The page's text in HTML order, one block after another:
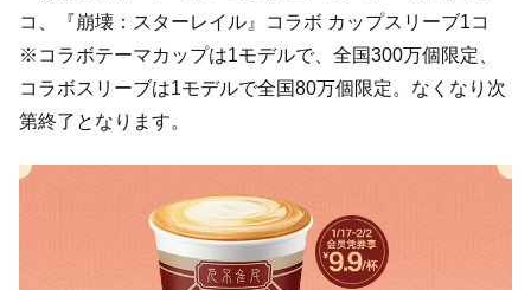
コ、『崩壊：スターレイル』コラボ カップスリーブ1コ
※コラボテーマカップは1モデルで、全国300万個限定、
コラボスリーブは1モデルで全国80万個限定。なくなり次
第終了となります。